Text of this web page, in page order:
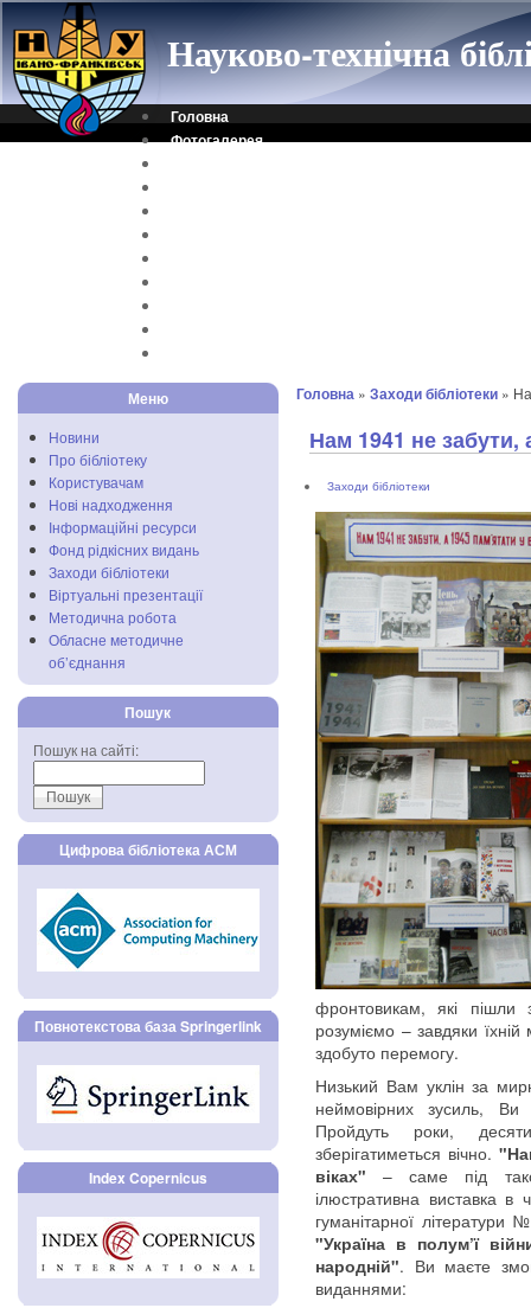
Науково-технічна
Головна
Фотогалерея
Меню
Новини
Про бібліотеку
Користувачам
Нові надходження
Інформаційні ресурси
Фонд рідкісних видань
Заходи бібліотеки
Віртуальні презентації
Методична робота
Обласне методичне
об’єднання
Пошук
Пошук на сайті:
Цифрова бібліотека АСМ
Повнотекстова база Springerlink
Index Copernicus
Головна » Заходи бібліотеки »
Нам 1941 не забути,
Заходи бібліотеки
фронтовикам, які
розуміємо – завдяки
здобуто перемогу.
Низький Вам уклін за
неймовірних зусиль, Ви
Пройдуть роки,
зберігатиметься вічно.
віках" – саме під
ілюстративна виставка в
гуманітарної
"Україна в полум’ї
народній". Ви маєте
виданнями: